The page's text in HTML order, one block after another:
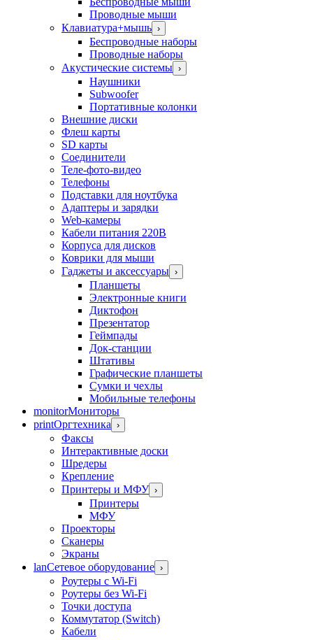
Проводные мыши
Клавиатура+мышь ›
Беспроводные наборы
Проводные наборы
Акустические системы ›
Наушники
Subwoofer
Портативные колонки
Внешние диски
Флеш карты
SD карты
Соединители
Теле-фото-видео
Телефоны
Подставки для ноутбука
Адаптеры и зарядки
Web-камеры
Кабели питания 220В
Корпуса для дисков
Коврики для мыши
Гаджеты и аксессуары ›
Планшеты
Электронные книги
Диктофон
Презентатор
Геймпады
Док-станции
Штативы
Графические планшеты
Сумки и чехлы
Мобильные телефоны
monitorМониторы
printОргтехника ›
Факсы
Интерактивные доски
Шредеры
Крепление
Принтеры и МФУ ›
Принтеры
МФУ
Проекторы
Сканеры
Экраны
lanСетевое оборудование ›
Роутеры с Wi-Fi
Роутеры без Wi-Fi
Точки доступа
Коммутатор (Switch)
Кабели